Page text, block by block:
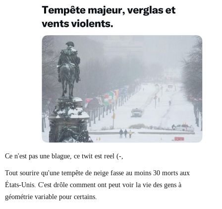
Marie-Eve Doyon
Mathieu Bock Côté
Nathalie Elgrably
Normand Lester
Philippe Léger
Pierre Martin
Remi Nadeau
Richard Béliveau
Richard Martineau
Réjean Parent
Steve E. Fortin
Sophie Durocher
Thomas Mulcair
Véronyque Tremblay
Ce n'est pas une blague, ce twit est reel (-,
Tout sourire qu'une tempête de neige fasse au moins 30 morts aux
États-Unis. C'est drôle comment ont peut voir la vie des gens à
géométrie variable pour certains.